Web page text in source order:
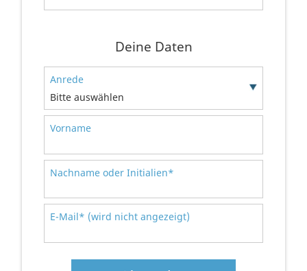
Deine Daten
Anrede
Bitte auswählen
Vorname
Nachname oder Initialien*
E-Mail* (wird nicht angezeigt)